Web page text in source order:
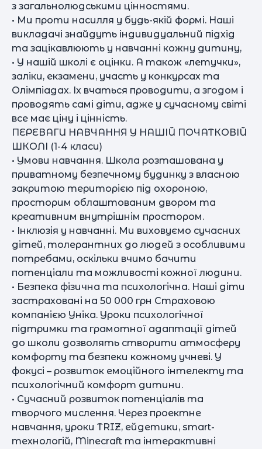
з загальнолюдськими цінностями.
• Ми проти насилля у будь-якій формі. Наші
викладачі знайдуть індивидуальний підхід
та зацікавлюють у навчанні кожну дитину,
• У нашій школі є оцінки. А також «летучки»,
заліки, екзамени, участь у конкурсах та
Олімпіадах. Іх вчаться проводити, а згодом і
проводять самі діти, адже у сучасному світі
все має ціну і цінність.
ПЕРЕВАГИ НАВЧАННЯ У НАШІЙ ПОЧАТКОВІЙ
ШКОЛІ (1-4 класи)
• Умови навчання. Школа розташована у
приватному безпечному будинку з власною
закритою територією під охороною,
просторим облаштованим двором та
креативним внутрішнім простором.
• Інклюзія у навчанні. Ми виховуємо сучасних
дітей, толерантних до людей з особливими
потребами, оскільки вчимо бачити
потенціали та можливості кожної людини.
• Безпека фізична та психологічна. Наші діти
застраховані на 50 000 грн Страховою
компанією Уніка. Уроки психологічної
підтримки та грамотної адаптації дітей
до школи дозволять створити атмосферу
комфорту та безпеки кожному учневі. У
фокусі – розвиток емоційного інтелекту та
психологічний комфорт дитини.
• Сучасний розвиток потенціалів та
творчого мислення. Через проектне
навчання, уроки TRIZ, ейдетики, smart-
технологій, Minecraft та інтерактивні